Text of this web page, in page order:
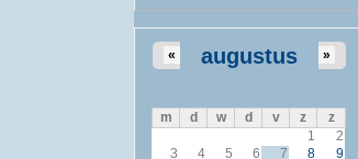
augustus
« »
m d w d v z
z
1
2
3
4 5 6 7 8
9